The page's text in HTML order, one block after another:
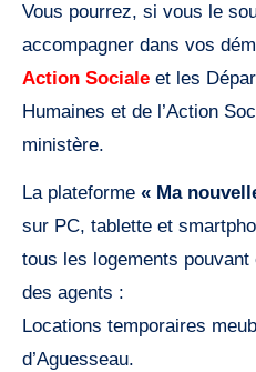
Vous pourrez, si vous le
accompagner dans vos
Action Sociale et les
Humaines et de l’Action
ministère.
La plateforme « Ma
sur PC, tablette et
tous les logements
des agents :
Locations temporaires
d’Aguesseau.